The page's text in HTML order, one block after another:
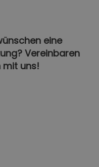
eine
Vereinbaren
mit uns!